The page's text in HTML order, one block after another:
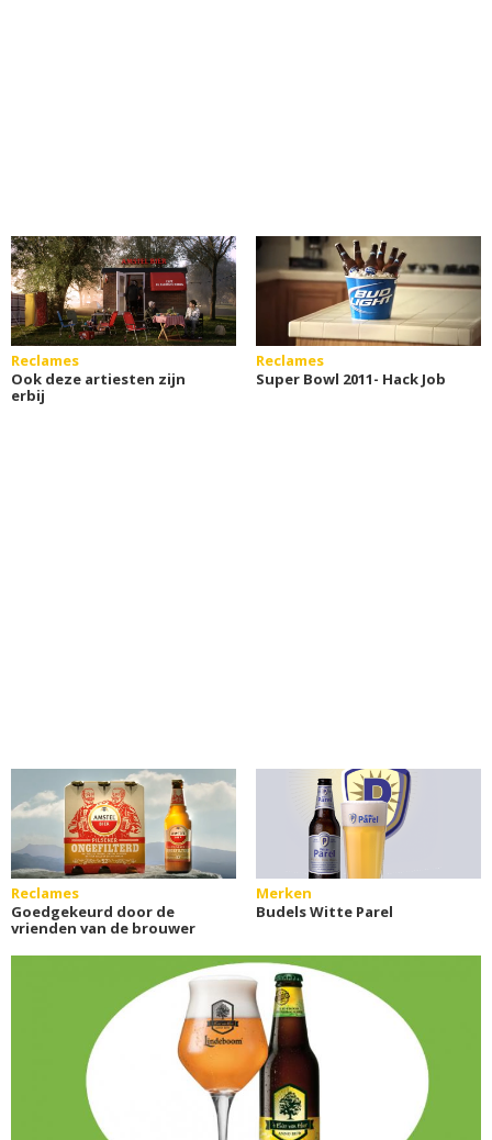
Reclames
Ook deze artiesten zijn
erbij
Reclames
Super Bowl 2011- Hack Job
Reclames
Goedgekeurd door de
vrienden van de brouwer
Merken
Budels Witte Parel